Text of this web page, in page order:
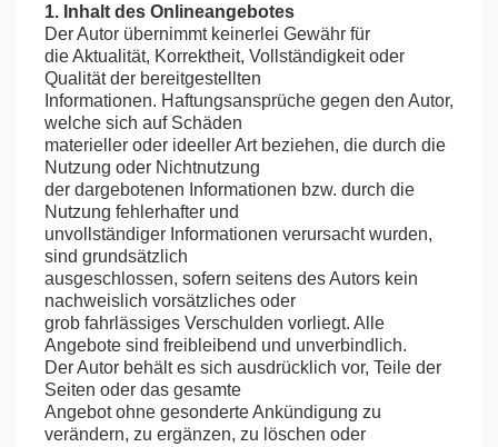
1. Inhalt des Onlineangebotes
Der Autor übernimmt keinerlei Gewähr für
die Aktualität, Korrektheit, Vollständigkeit oder
Qualität der bereitgestellten
Informationen. Haftungsansprüche gegen den Autor,
welche sich auf Schäden
materieller oder ideeller Art beziehen, die durch die
Nutzung oder Nichtnutzung
der dargebotenen Informationen bzw. durch die
Nutzung fehlerhafter und
unvollständiger Informationen verursacht wurden,
sind grundsätzlich
ausgeschlossen, sofern seitens des Autors kein
nachweislich vorsätzliches oder
grob fahrlässiges Verschulden vorliegt. Alle
Angebote sind freibleibend und unverbindlich.
Der Autor behält es sich ausdrücklich vor, Teile der
Seiten oder das gesamte
Angebot ohne gesonderte Ankündigung zu
verändern, zu ergänzen, zu löschen oder